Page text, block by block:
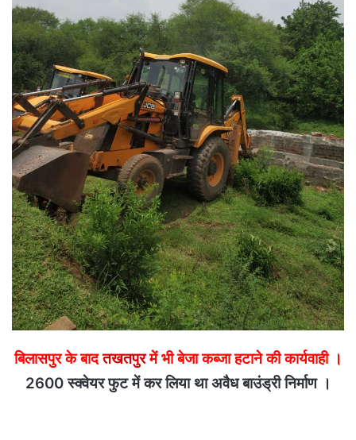
बिलासपुर के बादतखतपुरमें भी बेजा कब्जा हटाने की कार्यवाही ।
2600 स्क्वेयर फुट में कर लिया था अवैध बाउंड्री निर्माण ।